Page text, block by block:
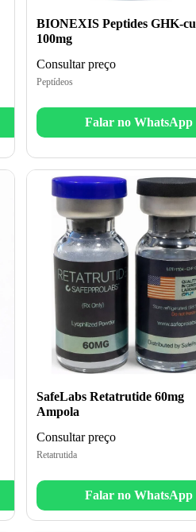
BIONEXIS Peptides GHK-cu
100mg
Consultar preço
Peptídeos
Falar no WhatsApp
SafeLabs Retatrutide 60mg
Ampola
Consultar preço
Retatrutida
Falar no WhatsApp